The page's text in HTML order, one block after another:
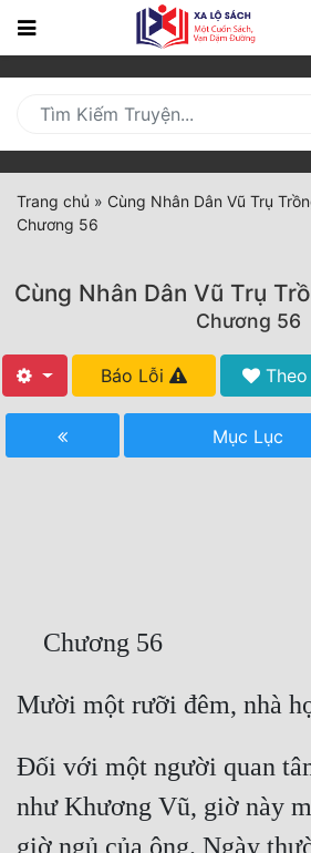
Trang
Mới
Cập
Nhật
(current)
Thể Loại
Tất Cả
Hoàn Thành
Truyện Nhập Môn
Xa Lộ Dịch
Trang chủ » Cùng Nhân Dân Vũ Trụ
Chương 56
Cùng Nhân Dân Vũ Trụ
Chương 56
Báo Lỗi Theo
Mục Lục
Đối với một người quan
như Khương Vũ, giờ này
giờ ngủ của ông. Ngày